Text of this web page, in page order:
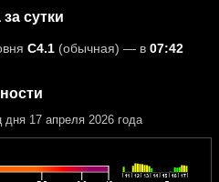
сутки
C4.1 (обычная) — в 07:42
дня 17 апреля 2026 года